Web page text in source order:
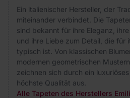
Ein italienischer Hersteller, der
miteinander verbindet. Die
sind bekannt für ihre Eleganz,
und ihre Liebe zum Detail, die für
typisch ist. Von klassischen
modernen geometrischen
zeichnen sich durch ein
höchste Qualität aus.
Alle Tapeten des Herstellers